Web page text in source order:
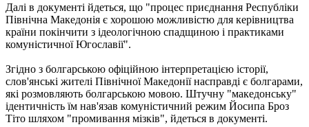
Далі в документі йдеться, що "процес приєднання Республіки
Північна Македонія є хорошою можливістю для керівництва
країни покінчити з ідеологічною спадщиною і практиками
комуністичної Югославії".
Згідно з болгарською офіційною інтерпретацією історії,
слов'янські жителі Північної Македонії насправді є болгарами,
які розмовляють болгарською мовою. Штучну "македонську"
ідентичність їм нав'язав комуністичний режим Йосипа Броз
Тіто шляхом "промивання мізків", йдеться в документі.